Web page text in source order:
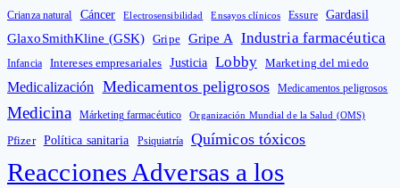
Crianza natural Cáncer Electrosensibilidad Ensayos clínicos Essure Gardasil
GlaxoSmithKline (GSK) Gripe Gripe A Industria farmacéutica
Infancia Intereses empresariales Justicia Lobby Marketing del miedo
Medicalización Medicamentos peligrosos Medicamentos peligrosos
Medicina Márketing farmacéutico Organización Mundial de la Salud (OMS)
Pfizer Política sanitaria Psiquiatría Químicos tóxicos
Reacciones Adversas a los